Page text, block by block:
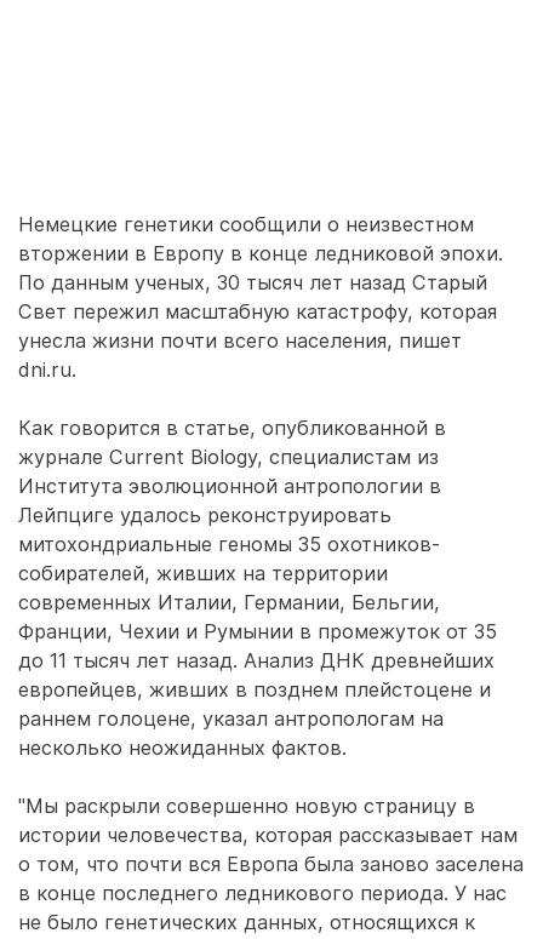
Немецкие генетики сообщили о неизвестном
вторжении в Европу в конце ледниковой эпохи.
По данным ученых, 30 тысяч лет назад Старый
Свет пережил масштабную катастрофу, которая
унесла жизни почти всего населения, пишет
dni.ru.
Как говорится в статье, опубликованной в
журнале Current Biology, специалистам из
Института эволюционной антропологии в
Лейпциге удалось реконструировать
митохондриальные геномы 35 охотников-
собирателей, живших на территории
современных Италии, Германии, Бельгии,
Франции, Чехии и Румынии в промежуток от 35
до 11 тысяч лет назад. Анализ ДНК древнейших
европейцев, живших в позднем плейстоцене и
раннем голоцене, указал антропологам на
несколько неожиданных фактов.
"Мы раскрыли совершенно новую страницу в
истории человечества, которая рассказывает нам
о том, что почти вся Европа была заново заселена
в конце последнего ледникового периода. У нас
не было генетических данных, относящихся к